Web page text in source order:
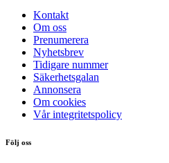
Kontakt
Om oss
Prenumerera
Nyhetsbrev
Tidigare nummer
Säkerhetsgalan
Annonsera
Om cookies
Vår integritetspolicy
Följ oss